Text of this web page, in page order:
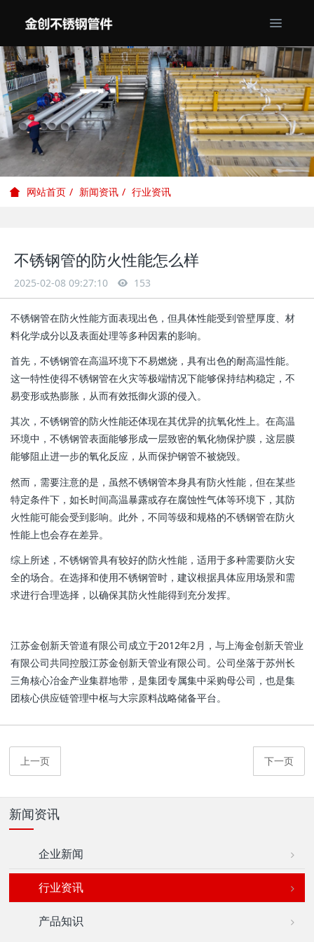
网站首页 新闻资讯 行业资讯
不锈钢管的防火性能怎么样
2025-02-08 09:27:10 153
不锈钢管在防火性能方面表现出色，但具体性能受到管壁厚度、材
料化学成分以及表面处理等多种因素的影响。
首先，不锈钢管在高温环境下不易燃烧，具有出色的耐高温性能。
这一特性使得不锈钢管在火灾等极端情况下能够保持结构稳定，不
易变形或热膨胀，从而有效抵御火源的侵入。
其次，不锈钢管的防火性能还体现在其优异的抗氧化性上。在高温
环境中，不锈钢管表面能够形成一层致密的氧化物保护膜，这层膜
能够阻止进一步的氧化反应，从而保护钢管不被烧毁。
然而，需要注意的是，虽然不锈钢管本身具有防火性能，但在某些
特定条件下，如长时间高温暴露或存在腐蚀性气体等环境下，其防
火性能可能会受到影响。此外，不同等级和规格的不锈钢管在防火
性能上也会存在差异。
综上所述，不锈钢管具有较好的防火性能，适用于多种需要防火安
全的场合。在选择和使用不锈钢管时，建议根据具体应用场景和需
求进行合理选择，以确保其防火性能得到充分发挥。
江苏金创新天管道有限公司成立于2012年2月，与上海金创新天管业
有限公司共同控股江苏金创新天管业有限公司。公司坐落于苏州长
三角核心冶金产业集群地带，是集团专属集中采购母公司，也是集
团核心供应链管理中枢与大宗原料战略储备平台。
上一页 下一页
新闻资讯
企业新闻
行业资讯
产品知识